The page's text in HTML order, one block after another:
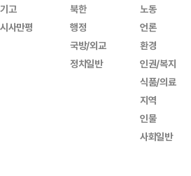
기고
시사만평
북한
행정
국방/외교
정치일반
노동
언론
환경
인권/복지
식품/의료
지역
인물
사회일반